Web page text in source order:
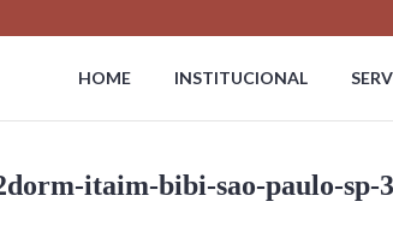
HOME INSTITUCIONAL
itaim-bibi-sao-paulo-sp-